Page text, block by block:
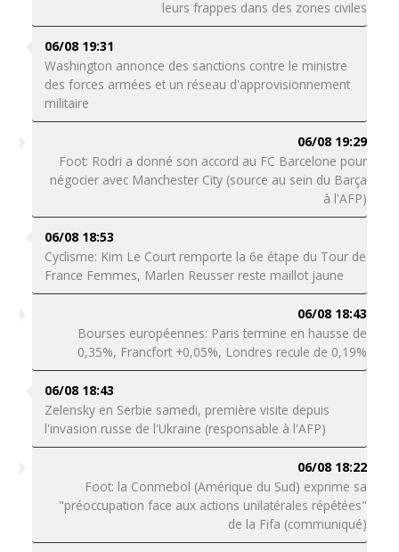
leurs frappes dans des zones civiles
06/08 19:31
Washington annonce des sanctions contre le ministre
des forces armées et un réseau d'approvisionnement
militaire
06/08 19:29
Foot: Rodri a donné son accord au FC Barcelone pour
négocier avec Manchester City (source au sein du Barça
à l'AFP)
06/08 18:53
Cyclisme: Kim Le Court remporte la 6e étape du Tour de
France Femmes, Marlen Reusser reste maillot jaune
06/08 18:43
Bourses européennes: Paris termine en hausse de
0,35%, Francfort +0,05%, Londres recule de 0,19%
06/08 18:43
Zelensky en Serbie samedi, première visite depuis
l'invasion russe de l'Ukraine (responsable à l'AFP)
06/08 18:22
Foot: la Conmebol (Amérique du Sud) exprime sa
"préoccupation face aux actions unilatérales répétées"
de la Fifa (communiqué)